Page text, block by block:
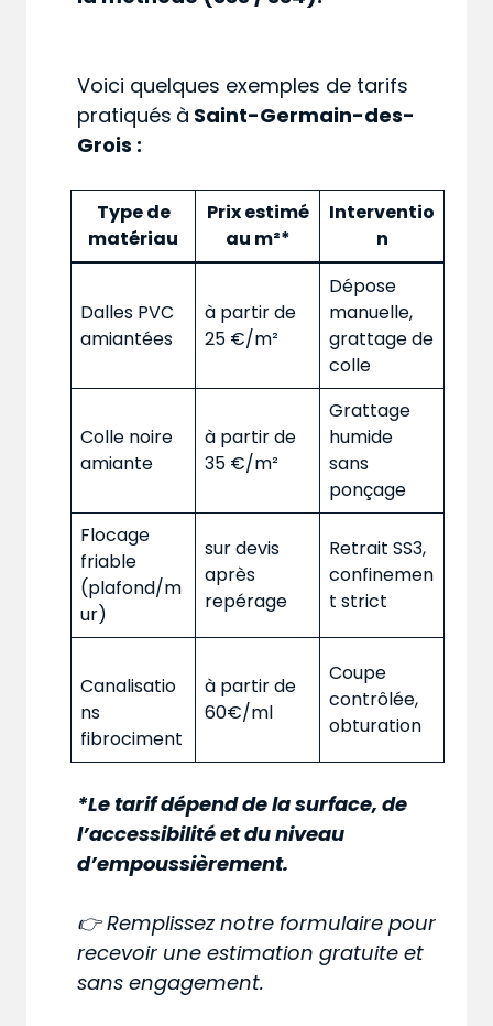
Voici quelques exemples de tarifs
pratiqués à Saint-Germain-des-
Grois :
Type de
matériau
Prix estimé
au m²*
Interventio
n
Dalles PVC
amiantées
à partir de
25 €/m²
Dépose
manuelle,
grattage de
colle
Colle noire
amiante
à partir de
35 €/m²
Grattage
humide
sans
ponçage
Flocage
friable
(plafond/m
ur)
sur devis
après
repérage
Retrait SS3,
confinemen
t strict
Canalisatio
ns
fibrociment
à partir de
60€/ml
Coupe
contrôlée,
obturation
*Le tarif dépend de la surface, de
l’accessibilité et du niveau
d’empoussièrement.
👉 Remplissez notre formulaire pour
recevoir une estimation gratuite et
sans engagement.